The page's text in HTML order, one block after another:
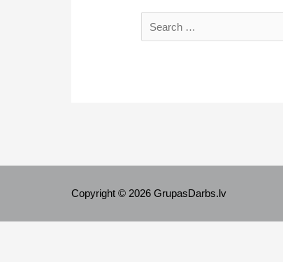
Search
Copyright © 2026 GrupasDarbs.lv